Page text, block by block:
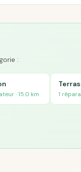
:
· 15.0 km 1